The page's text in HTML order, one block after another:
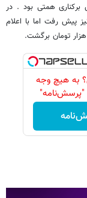
برکناری همتی بود . در
کانال ۲۳ هزار تومان نیز پیش رفت اما با اعلام
به هیچ وجه
"پرسش‌نامه"